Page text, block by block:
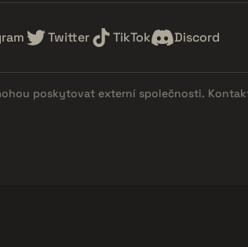
Twitter TikTok Discord
poskytovat externí společnosti.